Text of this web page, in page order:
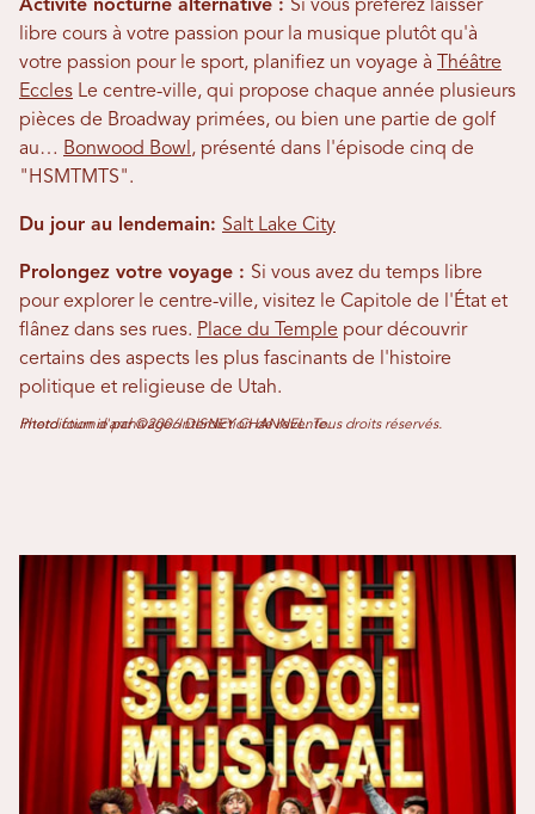
Activité nocturne alternative : Si vous préférez laisser
libre cours à votre passion pour la musique plutôt qu'à
votre passion pour le sport, planifiez un voyage à
Théâtre
Eccles Le centre-ville, qui propose chaque année plusieurs
pièces de Broadway primées, ou bien une partie de golf
au… Bonwood Bowl , présenté dans l'épisode cinq de
"HSMTMTS".
Du jour au lendemain: Salt Lake City
Prolongez votre voyage : Si vous avez du temps libre
pour explorer le centre-ville, visitez le Capitole de l'État et
flânez dans ses rues. Place du Temple pour découvrir
certains des aspects les plus fascinants de l'histoire
politique et religieuse de Utah.
Photo fournie par ©2006 DISNEY CHANNEL. Tous droits réservés. Interdiction d'archivage. Interdiction de revente.